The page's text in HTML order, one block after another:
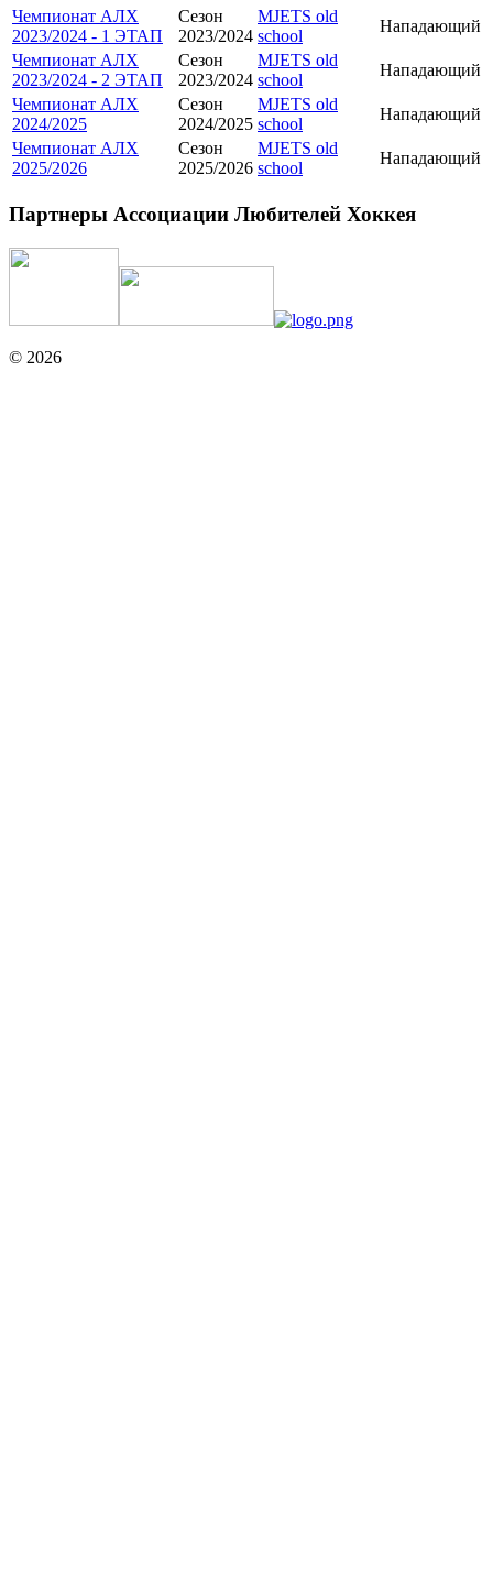
Чемпионат АЛХ
2023/2024 - 1 ЭТАП
Сезон
2023/2024
MJETS old
school
Нападающий
Чемпионат АЛХ
2023/2024 - 2 ЭТАП
Сезон
2023/2024
MJETS old
school
Нападающий
Чемпионат АЛХ
2024/2025
Сезон
2024/2025
MJETS old
school
Нападающий
Чемпионат АЛХ
2025/2026
Сезон
2025/2026
MJETS old
school
Нападающий
Партнеры Ассоциации Любителей Хоккея
© 2026